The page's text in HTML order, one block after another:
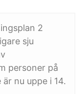
2
sju
personer på
nu uppe i 14.